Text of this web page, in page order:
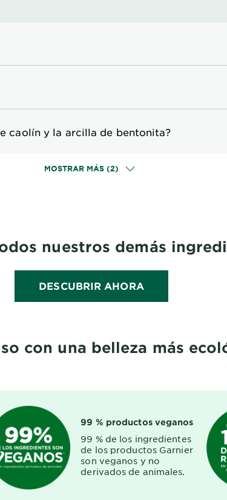
caolín y la arcilla de bentonita?
MOSTRAR MÁS (2)
nuestros demás
DESCUBRIR AHORA
con una belleza más
99 % productos veganos
99 % de los ingredientes
de los productos Garnier
son veganos y no
derivados de animales.